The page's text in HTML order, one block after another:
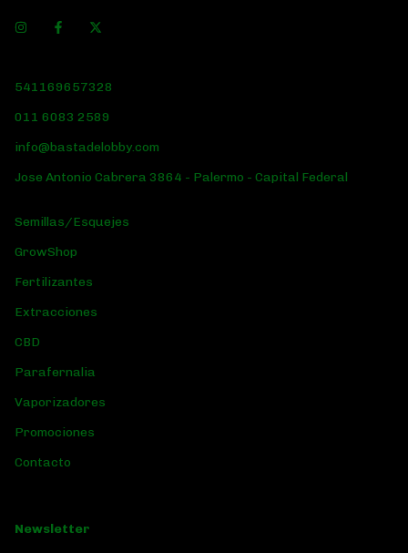
541169657328
011 6083 2589
info@bastadelobby.com
Jose Antonio Cabrera 3864 - Palermo - Capital Federal
Semillas/Esquejes
GrowShop
Fertilizantes
Extracciones
CBD
Parafernalia
Vaporizadores
Promociones
Contacto
Newsletter